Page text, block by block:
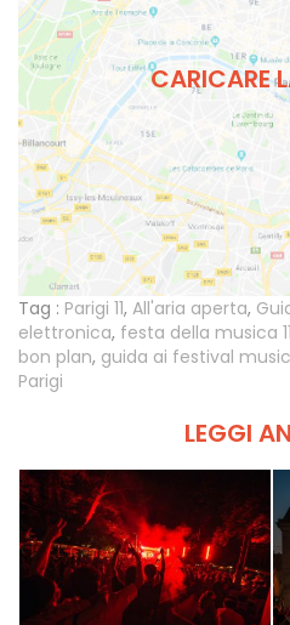
CARICARE
Tag : Parigi 11, All'aria aperta,
elettronica, festa della musica
bon plan, guida ai festival
Parigi
LEGGI